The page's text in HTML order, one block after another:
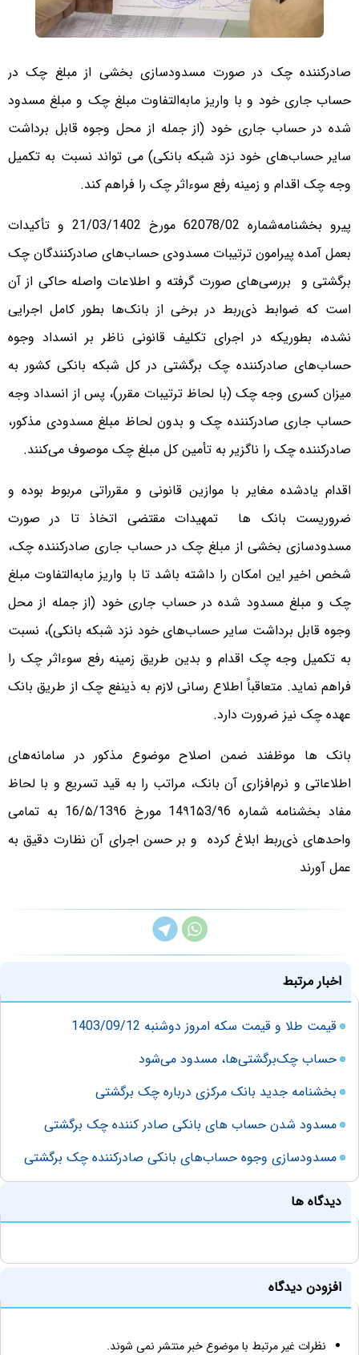
صادرکننده چک در صورت مسدودسازی بخشی از مبلغ چک در
حساب جاری خود و با واریز مابه‌التفاوت مبلغ چک و مبلغ مسدود
شده در حساب جاری خود (از جمله از محل وجوه قابل برداشت
سایر حساب‌های خود نزد شبکه بانکی) می تواند نسبت به تکمیل
وجه چک اقدام و زمینه رفع سوء‌اثر چک را فراهم کند.
پیرو بخشنامه‌شماره 62078‌‌‌/02 مورخ 21‌‌‌/03‌‌‌/1402 و تأکیدات
بعمل آمده پیرامون ترتیبات مسدودی حساب‌های صادرکنندگان چک
برگشتی و بررسی‌های صورت گرفته و اطلاعات واصله حاکی از آن
است که ضوابط ذی‌ربط در برخی از بانک‌ها بطور کامل اجرایی
نشده، بطوریکه در اجرای تکلیف قانونی ناظر بر انسداد وجوه
حساب‌های صادرکننده چک برگشتی در کل شبکه بانکی کشور به
میزان کسری وجه چک (با لحاظ ترتیبات مقرر)، پس از انسداد وجه
حساب جاری صادرکننده چک و بدون لحاظ مبلغ مسدودی مذکور،
صادرکننده چک را ناگزیر به تأمین کل مبلغ چک موصوف می‌کنند.
اقدام یادشده مغایر با موازین قانونی و مقرراتی مربوط بوده و
ضروریست بانک ها تمهیدات مقتضی اتخاذ تا در صورت
مسدودسازی بخشی از مبلغ چک در حساب جاری صادرکننده چک،
شخص اخیر این امکان را داشته باشد تا با واریز مابه‌التفاوت مبلغ
چک و مبلغ مسدود شده در حساب جاری خود (از جمله از محل
وجوه قابل برداشت سایر حساب‌های خود نزد شبکه بانکی)، نسبت
به تکمیل وجه چک اقدام و بدین طریق زمینه رفع سوء‌اثر چک را
فراهم نماید. متعاقباً اطلاع رسانی لازم به ذینفع چک از طریق بانک
عهده چک نیز ضرورت دارد.
بانک ها موظفند ضمن اصلاح موضوع مذکور در سامانه‌های
اطلاعاتی و نرم‌افزاری آن بانک، مراتب را به قید تسریع و با لحاظ
مفاد بخشنامه شماره 14۹1۵3‌‌‌‌‌/۹6 مورخ 16‌‌‌‌‌/۵‌‌‌‌‌/13۹6 به تمامی
واحدهای ذی‌ربط ابلاغ کرده و بر حسن اجرای آن نظارت دقیق به
عمل آورند
اخبار مرتبط
قیمت طلا و قیمت سکه امروز دوشنبه 1403/09/12
حساب‌ چک‌برگشتی‌ها، مسدود می‌شود
بخشنامه جدید بانک مرکزی درباره چک برگشتی
مسدود شدن حساب های بانکی صادر کننده چک برگشتی
مسدودسازی وجوه حساب‌های بانکی صادرکننده چک برگشتی
دیدگاه ها
افزودن دیدگاه
نظرات غیر مرتبط با موضوع خبر منتشر نمی شوند.